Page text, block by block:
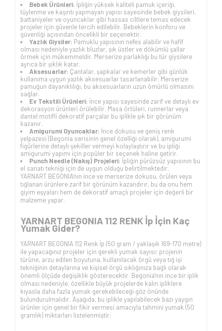
Bebek Ürünleri: İpliğin yüksek kaliteli pamuk içeriği,
tüylenme ve kaşıntı yapmayan yapısı sayesinde bebek giysileri,
battaniyeler ve oyuncaklar gibi hassas ciltlere temas edecek
projeler için güvenle tercih edilebilir. Bebeklerin konforu ve
güvenliği açısından öncelikli bir seçenektir.
Yazlık Giysiler: Pamuklu yapısının nefes alabilir ve hafif
olması nedeniyle yazlık bluzlar, şık üstler ve dökümlü şallar
örmek için mükemmeldir. Merserize parlaklığı bu tür giysilere
ayrıca bir şıklık katar.
Aksesuarlar: Çantalar, şapkalar ve kemerler gibi günlük
kullanıma uygun yazlık aksesuarlar tasarlanabilir. Merserize
pamuğun dayanıklılığı, bu aksesuarların uzun ömürlü olmasını
sağlar.
Ev Tekstili Ürünleri: İnce yapısı sayesinde zarif ve detaylı ev
dekorasyon ürünleri örülebilir. Masa örtüleri, runnerlar veya
dantel motifli dekoratif parçalar bu iplikle şık bir görünüm
kazanır.
Amigurumi Oyuncaklar: İnce dokusu ve geniş renk
yelpazesi (Begonia serisinin genel özelliği olarak), amigurumi
figürlerine detaylı şekiller vermeyi kolaylaştırır ve bu ipliği
amigurumi yapımı için popüler bir seçenek haline getirir.
Punch Needle (Nakış) Projeleri: İpliğin pürüzsüz yapısının bu
el sanatı tekniği için de uygun olduğu belirtilmektedir.
YARNART BEGONIA'nın ince ve merserize dokusu, örülen veya
tığlanan ürünlere zarif bir görünüm kazandırır, bu da onu hem
giyim eşyaları hem de dekoratif amaçlı projeler için değerli bir
malzeme yapar.
YARNART BEGONIA 112 RENK İp İçin Kaç
Yumak Gider?
YARNART BEGONIA 112 Renk İp (50 gram / yaklaşık 169-170 metre)
ile yapacağınız projeler için gerekli yumak sayısı; projenin
türüne, arzu edilen boyutuna, kullanılacak örgü veya tığ işi
tekniğinin detaylarına ve kişisel örgü sıklığınıza bağlı olarak
önemli ölçüde değişiklik gösterecektir. Begonia'nın ince bir iplik
olması nedeniyle, özellikle büyük projelerde kalın ipliklere
kıyasla daha fazla yumak gerekebileceği göz önünde
bulundurulmalıdır. Aşağıda, bu iplikle yapılabilecek bazı yaygın
ürünler için genel bir fikir vermesi amacıyla tahmini yumak (50
gramlık) miktarları listelenmiştir: